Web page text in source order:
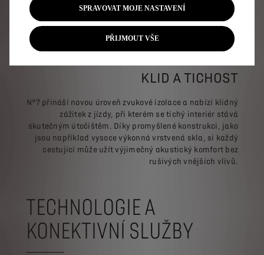
KLID A TICHOST
N°7 přináší novou úroveň zvukové izolace a nabízí klidný
zážitek z jízdy, při kterém se tichý interiér stává
skutečným útočištěm. Díky promyšlené konstrukci, jako
jsou například vysoce výkonná vrstvená skla, si každý
cestující může užít výjimečný akustický komfort bez
rušivých vnějších vlivů.
TECHNOLOGIE A
KONEKTIVNÍ SLUŽBY
SPRAVOVAT MOJE NASTAVENÍ
PŘIJMOUT VŠE